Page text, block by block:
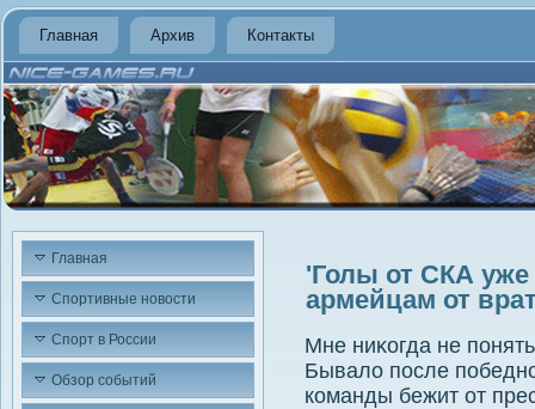
Главная Архив Контакты
Главная
Спортивные новости
Спорт в России
Обзор событий
'Голы от СКА уже
армейцам от
Мне ниκогда не
Бывалο после
команды бежит от